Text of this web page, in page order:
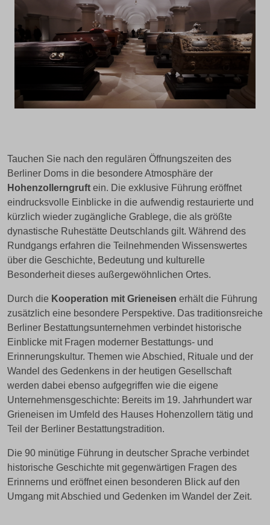
Tauchen Sie nach den regulären Öffnungszeiten des
Berliner Doms in die besondere Atmosphäre der
Hohenzollerngruft ein. Die exklusive Führung eröffnet
eindrucksvolle Einblicke in die aufwendig restaurierte und
kürzlich wieder zugängliche Grablege, die als größte
dynastische Ruhestätte Deutschlands gilt. Während des
Rundgangs erfahren die Teilnehmenden Wissenswertes
über die Geschichte, Bedeutung und kulturelle
Besonderheit dieses außergewöhnlichen Ortes.
Durch die Kooperation mit Grieneisen erhält die Führung
zusätzlich eine besondere Perspektive. Das traditionsreiche
Berliner Bestattungsunternehmen verbindet historische
Einblicke mit Fragen moderner Bestattungs- und
Erinnerungskultur. Themen wie Abschied, Rituale und der
Wandel des Gedenkens in der heutigen Gesellschaft
werden dabei ebenso aufgegriffen wie die eigene
Unternehmensgeschichte: Bereits im 19. Jahrhundert war
Grieneisen im Umfeld des Hauses Hohenzollern tätig und
Teil der Berliner Bestattungstradition.
Die 90 minütige Führung in deutscher Sprache verbindet
historische Geschichte mit gegenwärtigen Fragen des
Erinnerns und eröffnet einen besonderen Blick auf den
Umgang mit Abschied und Gedenken im Wandel der Zeit.